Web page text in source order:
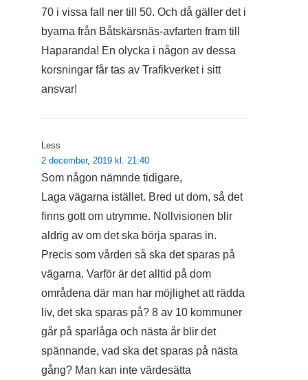
70 i vissa fall ner till 50. Och då gäller det i
byarna från Båtskärsnäs-avfarten fram till
Haparanda! En olycka i någon av dessa
korsningar får tas av Trafikverket i sitt
ansvar!
Less
2 december, 2019 kl. 21:40
Som någon nämnde tidigare,
Laga vägarna istället. Bred ut dom, så det
finns gott om utrymme. Nollvisionen blir
aldrig av om det ska börja sparas in.
Precis som vården så ska det sparas på
vägarna. Varför är det alltid på dom
områdena där man har möjlighet att rädda
liv, det ska sparas på? 8 av 10 kommuner
går på sparlåga och nästa år blir det
spännande, vad ska det sparas på nästa
gång? Man kan inte värdesätta